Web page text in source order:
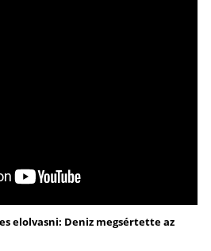
elolvasni: Deniz megsértette az